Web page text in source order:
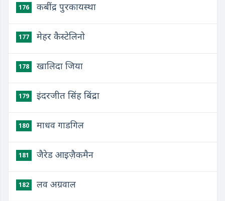
176 कबींद्र पुरकायस्था
177 मेहर कैस्टेलिनो
178 खालिदा जिया
179 इंदरजीत सिंह बिंद्रा
180 माधव गाडगिल
181 जैरेड आइज़ैकमैन
182 लव अग्रवाल